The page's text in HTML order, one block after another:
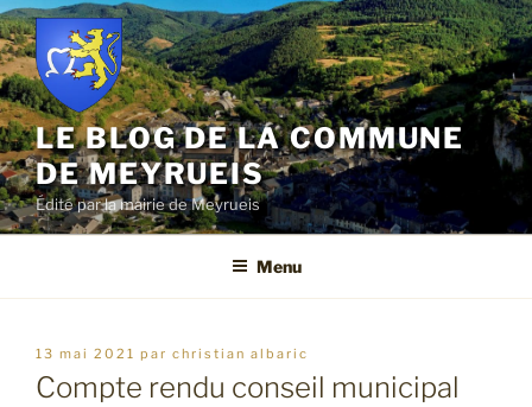
Aller
au
contenu
principal
LE BLOG DE LA COMMUNE
DE MEYRUEIS
Édité par la mairie de Meyrueis
Menu
publié
le
13 mai 2021 par christian albaric
Compte rendu conseil municipal